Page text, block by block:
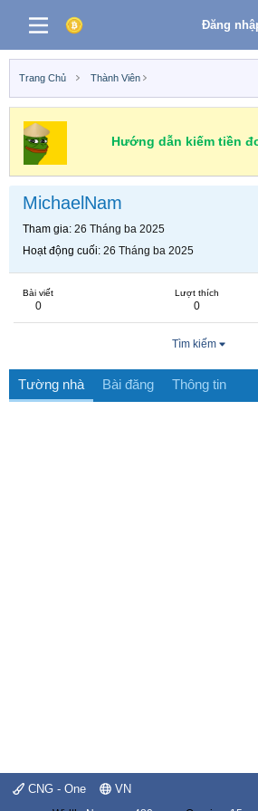
Đăng
Trang Chủ Thành Viên
Hướng dẫn kiếm tiền
MichaelNam
Tham gia 26 Tháng ba 2025
Hoạt động cuối 26 Tháng ba 2025
Bài viết
0
Lượt thích
0
Tìm kiếm
Tường nhà Bài đăng Thông tin
CNG - One VN